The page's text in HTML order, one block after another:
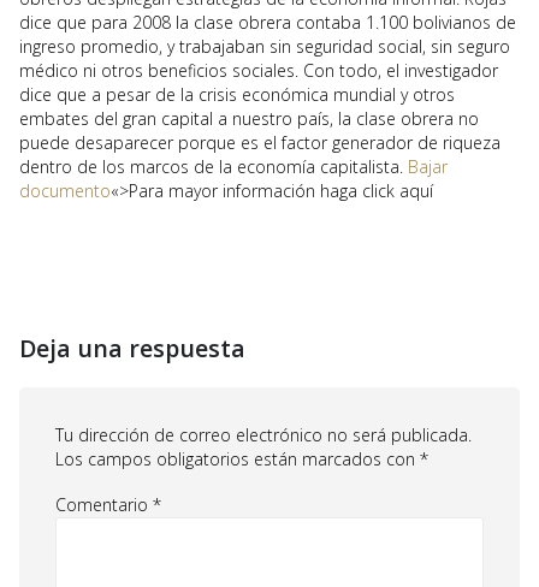
dice que para 2008 la clase obrera contaba 1.100 bolivianos de
ingreso promedio, y trabajaban sin seguridad social, sin seguro
médico ni otros beneficios sociales. Con todo, el investigador
dice que a pesar de la crisis económica mundial y otros
embates del gran capital a nuestro país, la clase obrera no
puede desaparecer porque es el factor generador de riqueza
dentro de los marcos de la economía capitalista. Bajar
documento«>Para mayor información haga click aquí
Deja una respuesta
Tu dirección de correo electrónico no será publicada.
Los campos obligatorios están marcados con *
Comentario *